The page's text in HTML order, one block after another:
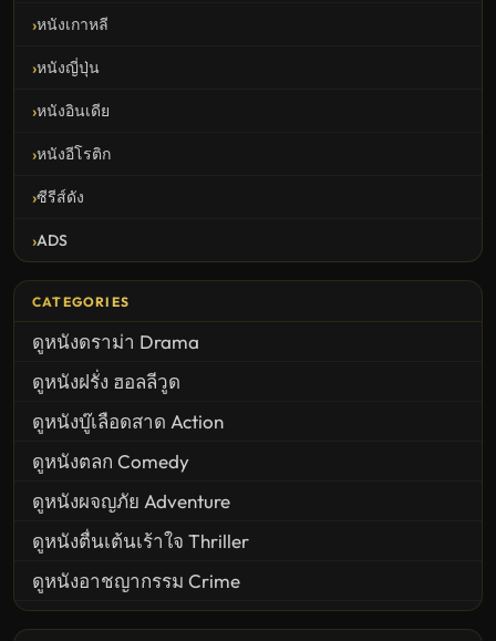
หนังเกาหลี
หนังญี่ปุ่น
หนังอินเดีย
หนังอีโรติก
ซีรีส์ดัง
ADS
CATEGORIES
ดูหนังดราม่า Drama
ดูหนังฝรั่ง ฮอลลีวูด
ดูหนังบู๊เลือดสาด Action
ดูหนังตลก Comedy
ดูหนังผจญภัย Adventure
ดูหนังตื่นเต้นเร้าใจ Thriller
ดูหนังอาชญากรรม Crime